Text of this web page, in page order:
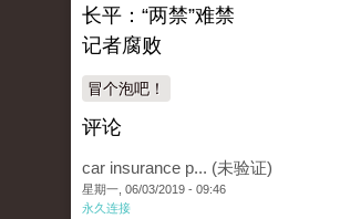
长平：“两禁”难禁
记者腐败
冒个泡吧！
评论
car insurance p... (未验证)
星期一, 06/03/2019 - 09:46
永久连接